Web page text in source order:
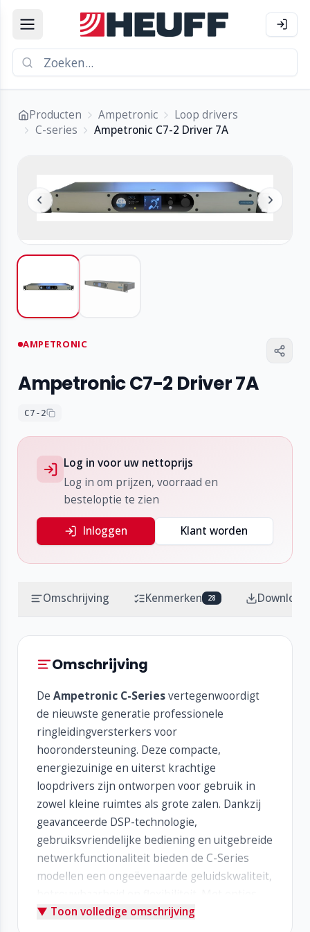
Producten Ampetronic
Loop drivers
C-series
Ampetronic C7-2 Driver 7A
AMPETRONIC
Ampetronic C7-2 Driver 7A
C7-2
Log in voor uw nettoprijs
Log in om prijzen, voorraad en
besteloptie te zien
Inloggen Klant worden
Omschrijving Kenmerken 28
Omschrijving
De Ampetronic C-Seriesvertegenwoordigt
de nieuwste generatie professionele
ringleidingversterkers voor
hoorondersteuning. Deze compacte,
energiezuinige en uiterst krachtige
loopdrivers zijn ontworpen voor gebruik in
zowel kleine ruimtes als grote zalen. Dankzij
geavanceerde DSP-technologie,
gebruiksvriendelijke bediening en uitgebreide
netwerkfunctionaliteit bieden de C-Series
modellen een ongeëvenaarde geluidskwaliteit,
voor Dante-audio en ondersteuning voor
▼ Toon volledige omschrijving